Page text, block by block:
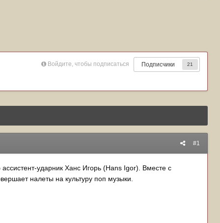
Войдите, чтобы подписаться Подписчики 21
#1
ударник Ханс Игорь (Hans Igor). Вместе с
налеты на культуру поп музыки.